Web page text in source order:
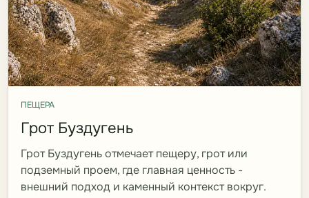
ПЕЩЕРА
Грот Буздугень
Грот Буздугень отмечает пещеру, грот или
подземный проем, где главная ценность -
внешний подход и каменный контекст вокруг.